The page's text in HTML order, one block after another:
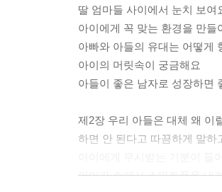
딸 엄마들 사이에서 눈치 보여
아이에게 꼭 맞는 환경을 만들
아빠와 아들의 유대는 어떻게
아이의 머릿속이 궁금해요
아들이 좋은 남자로 성장하면
제2장 우리 아들은 대체 왜 이
하면 안 된다고 따끔하게 말하
아이가 손에서 스마트폰을 내